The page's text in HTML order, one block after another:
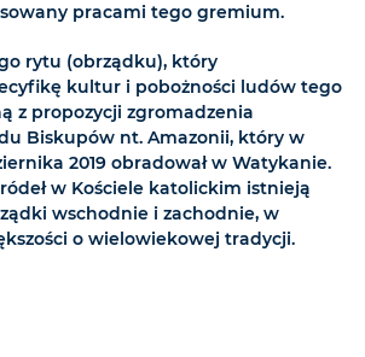
pracami tego gremium.
rytu (obrządku), który
kultur i pobożności ludów tego
z propozycji zgromadzenia
Biskupów nt. Amazonii, który w
2019 obradował w Watykanie.
w Kościele katolickim istnieją
wschodnie i zachodnie, w
o wielowiekowej tradycji.